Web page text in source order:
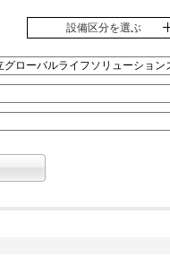
設備区分を選ぶ